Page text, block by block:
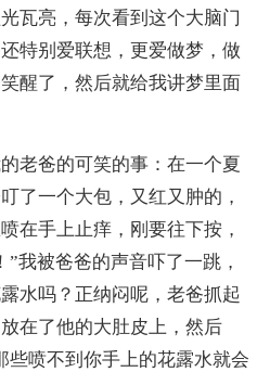
亮，每次看到这个大脑门
特别爱联想，更爱做梦，做
醒了，然后就给我讲梦里面
爸的可笑的事：在一个夏
了一个大包，又红又肿的，
在手上止痒，刚要往下按，
我被爸爸的声音吓了一跳，
水吗？正纳闷呢，老爸抓起
在了他的大肚皮上，然后
些喷不到你手上的花露水就会